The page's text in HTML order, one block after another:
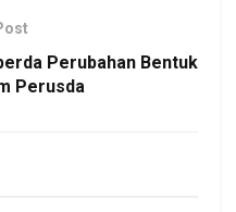
Perubahan Bentuk
Perusda